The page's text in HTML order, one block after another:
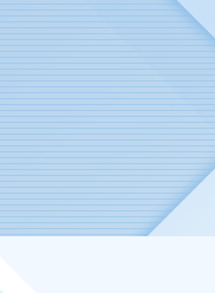
移至網頁之主要內容區位置